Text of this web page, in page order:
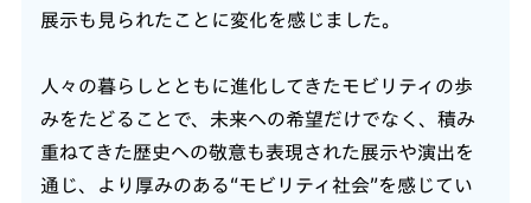
展示も見られたことに変化を感じました。
人々の暮らしとともに進化してきたモビリティの歩
みをたどることで、未来への希望だけでなく、積み
重ねてきた歴史への敬意も表現された展示や演出を
通じ、より厚みのある“モビリティ社会”を感じてい